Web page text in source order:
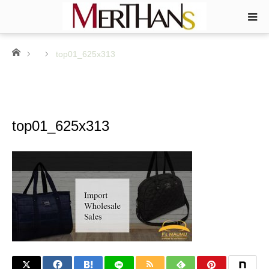
ホーム top01_625x313
top01_625x313